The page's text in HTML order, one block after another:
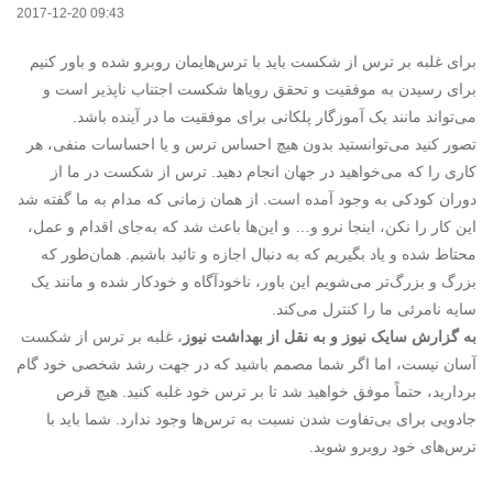
2017-12-20 09:43
برای غلبه بر ترس از شکست باید با ترس‌هایمان روبرو شده و باور کنیم
برای رسیدن به موفقیت و تحقق رویاها شکست اجتناب ناپذیر است و
می‌تواند مانند یک آموزگار پلکانی برای موفقیت ما در آینده باشد.
تصور کنید می‌توانستید بدون هیچ احساس ترس و یا احساسات منفی، هر
کاری را که می‌خواهید در جهان انجام دهید. ترس از شکست در ما از
دوران کودکی به وجود آمده است. از همان زمانی که مدام به ما گفته شد
این کار را نکن، اینجا نرو و… و این‌ها باعث شد که به‌جای اقدام و عمل،
محتاط شده و یاد بگیریم که به دنبال اجازه و تائید باشیم. همان‌طور که
بزرگ و بزرگ‌تر می‌شویم این باور، ناخودآگاه و خودکار شده و مانند یک
سایه نامرئی ما را کنترل می‌کند.
به گزارش سایک نیوز و به نقل از بهداشت نیوز ، غلبه بر ترس از شکست
آسان نیست، اما اگر شما مصمم باشید که در جهت رشد شخصی خود گام
بردارید، حتماً موفق خواهید شد تا بر ترس خود غلبه کنید. هیچ قرص
جادویی برای بی‌تفاوت شدن نسبت به ترس‌ها وجود ندارد. شما باید با
ترس‌های خود روبرو شوید.